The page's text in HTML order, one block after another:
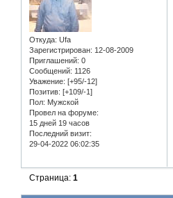
Откуда: Ufa
Зарегистрирован: 12-08-2009
Приглашений: 0
Сообщений: 1126
Уважение: [+95/-12]
Позитив: [+109/-1]
Пол: Мужской
Провел на форуме:
15 дней 19 часов
Последний визит:
29-04-2022 06:02:35
Страница:1